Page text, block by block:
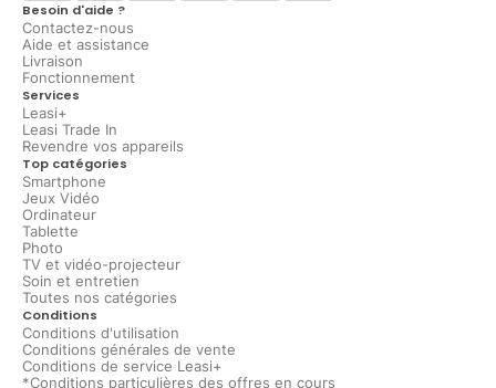
Besoin d'aide ?
Contactez-nous
Aide et assistance
Livraison
Fonctionnement
Services
Leasi+
Leasi Trade In
Revendre vos appareils
Top catégories
Smartphone
Jeux Vidéo
Ordinateur
Tablette
Photo
TV et vidéo-projecteur
Soin et entretien
Toutes nos catégories
Conditions
Conditions d'utilisation
Conditions générales de vente
Conditions de service Leasi+
*Conditions particulières des offres en cours